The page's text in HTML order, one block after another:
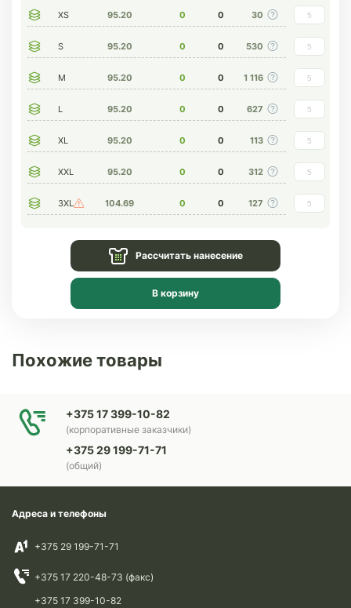
XS 95.20 0 0 30
S 95.20 0 0 530
M 95.20 0 0 1 116
L 95.20 0 0 627
XL 95.20 0 0 113
XXL 95.20 0 0 312
3XL 104.69 0 0 127
Рассчитать нанесение
В корзину
Похожие товары
+375 17 399-10-82
(корпоративные заказчики)
+375 29 199-71-71
(общий)
Адреса и телефоны
+375 29 199-71-71
+375 17 220-48-73 (факс)
+375 17 399-10-82